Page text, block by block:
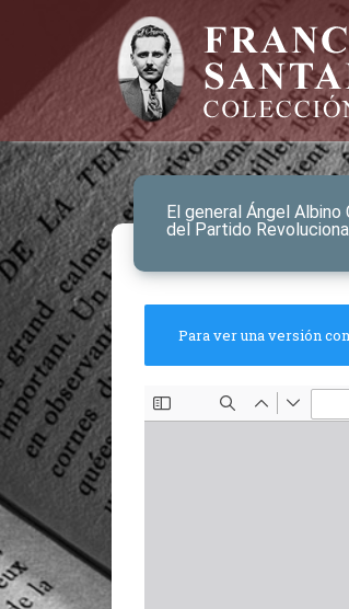
El general Ángel
del Partido
Para ver una versión